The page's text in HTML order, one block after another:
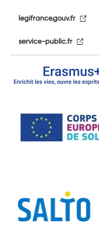
legifrance.gouv.fr
service-public.fr